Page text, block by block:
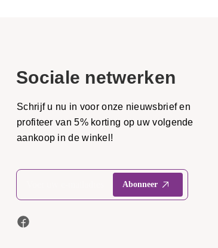
Sociale netwerken
Schrijf u nu in voor onze nieuwsbrief en
profiteer van 5% korting op uw volgende
aankoop in de winkel!